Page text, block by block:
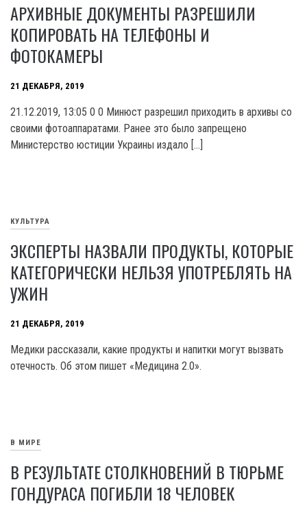
АРХИВНЫЕ ДОКУМЕНТЫ РАЗРЕШИЛИ
КОПИРОВАТЬ НА ТЕЛЕФОНЫ И
ФОТОКАМЕРЫ
21 ДЕКАБРЯ, 2019
21.12.2019, 13:05 0 0 Минюст разрешил приходить в архивы со
своими фотоаппаратами. Ранее это было запрещено
Министерство юстиции Украины издало […]
КУЛЬТУРА
ЭКСПЕРТЫ НАЗВАЛИ ПРОДУКТЫ, КОТОРЫЕ
КАТЕГОРИЧЕСКИ НЕЛЬЗЯ УПОТРЕБЛЯТЬ НА
УЖИН
21 ДЕКАБРЯ, 2019
Медики рассказали, какие продукты и напитки могут вызвать
отечность. Об этом пишет «Медицина 2.0».
В МИРЕ
В РЕЗУЛЬТАТЕ СТОЛКНОВЕНИЙ В ТЮРЬМЕ
ГОНДУРАСА ПОГИБЛИ 18 ЧЕЛОВЕК